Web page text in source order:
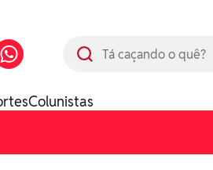
Colunistas